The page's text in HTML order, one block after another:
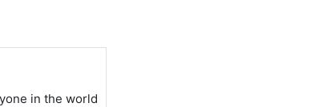
in the world